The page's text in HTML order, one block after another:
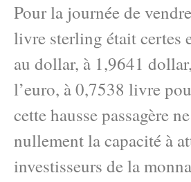
Pour la journée de
livre sterling était certes
au dollar, à 1,9641
l’euro, à 0,7538 livre
cette hausse passagère
nullement la capacité à
investisseurs de la